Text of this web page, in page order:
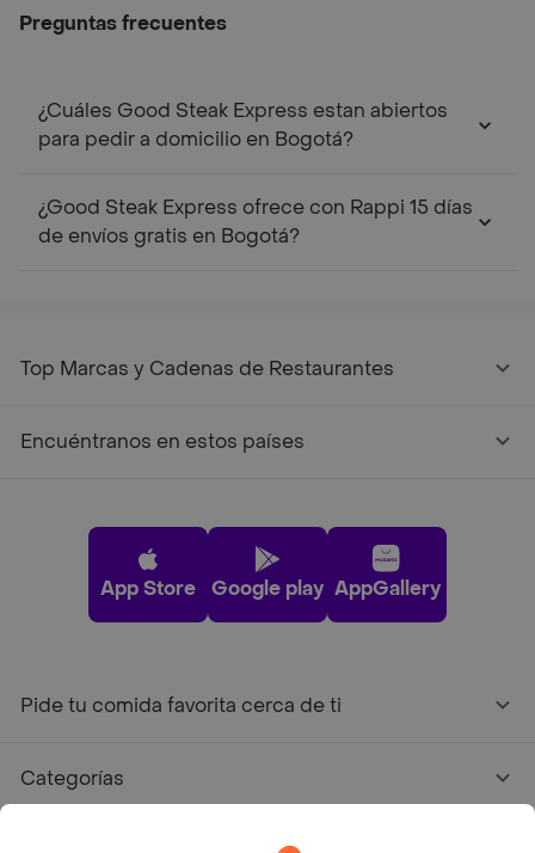
Preguntas frecuentes
¿Cuáles Good Steak Express estan abiertos
para pedir a domicilio en Bogotá?
¿Good Steak Express ofrece con Rappi 15 días
de envíos gratis en Bogotá?
Top Marcas y Cadenas de Restaurantes
Encuéntranos en estos países
App Store Google play AppGallery
Pide tu comida favorita cerca de ti
Categorías